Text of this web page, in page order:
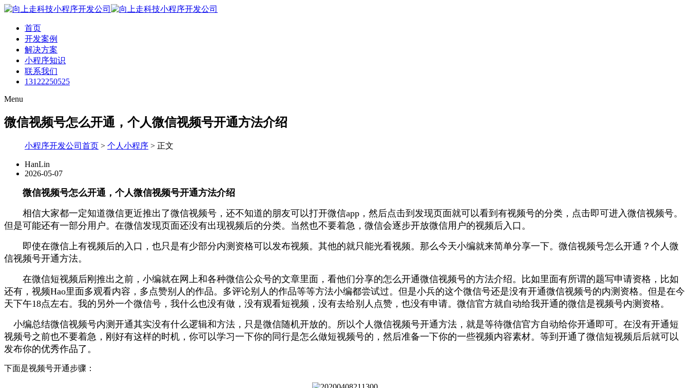
首页
开发案例
解决方案
小程序知识
联系我们
13122250525
Menu
微信视频号怎么开通，个人微信视频号开通方法介绍
小程序开发公司首页 > 个人小程序 > 正文
HanLin
2026-05-07
微信视频号怎么开通，个人微信视频号开通方法介绍
相信大家都一定知道微信更近推出了微信视频号，还不知道的朋友可以打开微信app，然后点击到发现页面就可以看到有视频号的分类，点击即可进入微信视频号。
但是可能还有一部分用户。在微信发现页面还没有出现视频后的分类。当然也不要着急，微信会逐步开放微信用户的视频后入口。
即使在微信上有视频后的入口，也只是有少部分内测资格可以发布视频。其他的就只能光看视频。那么今天小编就来简单分享一下。微信视频号怎么开通？个人微
信视频号开通方法。
在微信短视频后刚推出之前，小编就在网上和各种微信公众号的文章里面，看他们分享的怎么开通微信视频号的方法介绍。比如里面有所谓的题写申请资格，比如
还有，视频Hao里面多观看内容，多点赞别人的作品。多评论别人的作品等等方法小编都尝试过。但是小兵的这个微信号还是没有开通微信视频号的内测资格。但是在今
天下午18点左右。我的另外一个微信号，我什么也没有做，没有观看短视频，没有去给别人点赞，也没有申请。微信官方就自动给我开通的微信是视频号内测资格。
小编总结微信视频号内测开通其实没有什么逻辑和方法，只是微信随机开放的。所以个人微信视频号开通方法，就是等待微信官方自动给你开通即可。在没有开通短
视频号之前也不要着急，刚好有这样的时机，你可以学习一下你的同行是怎么做短视频号的，然后准备一下你的一些视频内容素材。等到开通了微信短视频后后就可以
发布你的优秀作品了。
下面是视频号开通步骤：